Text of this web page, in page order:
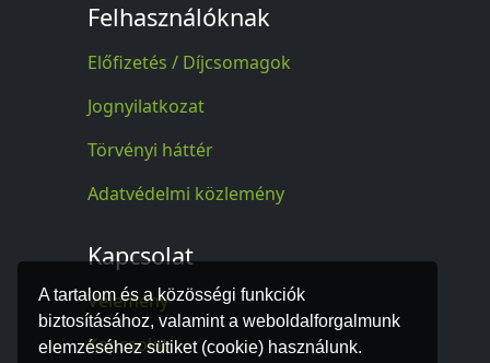
A tartalom és a közösségi funkciók
biztosításához, valamint a weboldalforgalmunk
elemzéséhez sütiket (cookie) használunk.
Felhasználóknak
Előfizetés / Díjcsomagok
Jognyilatkozat
Törvényi háttér
Adatvédelmi közlemény
Kapcsolat
Vélemény
Kapcsolat